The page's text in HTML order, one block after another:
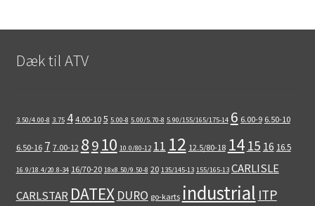
Dæk til ATV
3.50/4.00-8 3.75 4 4.00-10 5 5.00-8 5.00/5.70-8 5.90/155/165/175-14 6 6.00-9 6.50-10
6.50-16 7 7.00-12 89 10 10.0/80-12 11 12 12.5/80-18 14 15 16 16.5
16.9/18.4/20.8-34 16/70-20 18x8.50/9.50-8 20 135/145-13 155/165-13 CARLISLE
CARLSTAR DATEX DURO go-karts industrial ITP